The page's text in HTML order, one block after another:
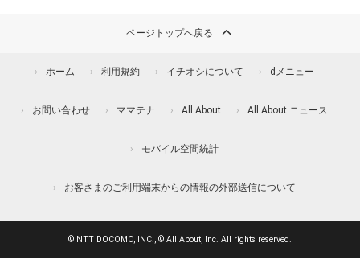
ページトップへ戻る
ホーム 利用規約 イチオシについて dメニュー
お問い合わせ ママテナ All About All About ニュース
モバイル空間統計
お客さまのご利用端末からの情報の外部送信について
© NTT DOCOMO, INC., © All About, Inc. All rights reserved.